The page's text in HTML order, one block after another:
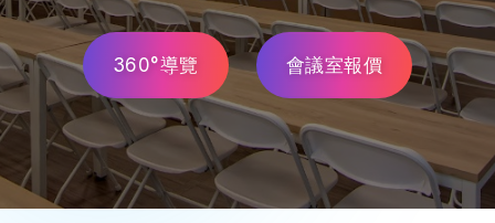
360°導覽 會議室報價